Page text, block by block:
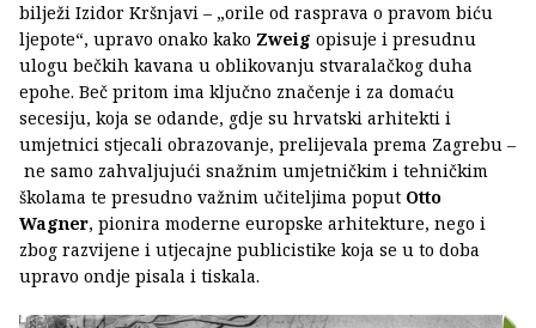
bilježi Izidor Kršnjavi – „orile od rasprava o pravom biću
ljepote“, upravo onako kako Zweig opisuje i presudnu
ulogu bečkih kavana u oblikovanju stvaralačkog duha
epohe. Beč pritom ima ključno značenje i za domaću
secesiju, koja se odande, gdje su hrvatski arhitekti i
umjetnici stjecali obrazovanje, prelijevala prema Zagrebu –
ne samo zahvaljujući snažnim umjetničkim i tehničkim
školama te presudno važnim učiteljima poput Otto
Wagner, pionira moderne europske arhitekture, nego i
zbog razvijene i utjecajne publicistike koja se u to doba
upravo ondje pisala i tiskala.